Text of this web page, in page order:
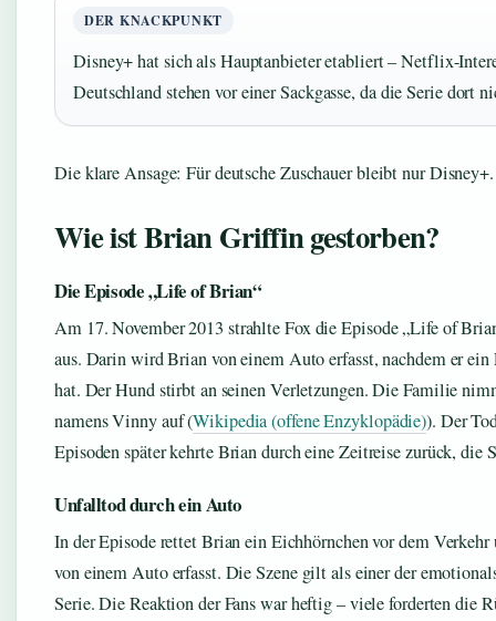
DER KNACKPUNKT
Disney+ hat sich als Hauptanbieter etabliert – Netflix-
Deutschland stehen vor einer Sackgasse, da die Serie dort
Die klare Ansage: Für deutsche Zuschauer bleibt nur Disney+.
Wie ist Brian Griffin gestorben?
Die Episode „Life of Brian“
Am 17. November 2013 strahlte Fox die Episode „Life of
aus. Darin wird Brian von einem Auto erfasst, nachdem er
hat. Der Hund stirbt an seinen Verletzungen. Die Familie
namens Vinny auf (Wikipedia (offene Enzyklopädie)). Der
Episoden später kehrte Brian durch eine Zeitreise zurück, die
Unfalltod durch ein Auto
In der Episode rettet Brian ein Eichhörnchen vor dem
von einem Auto erfasst. Die Szene gilt als einer der
Serie. Die Reaktion der Fans war heftig – viele forderten die